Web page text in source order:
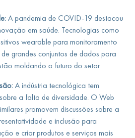
A pandemia de COVID-19 destacou
em saúde. Tecnologias como
wearable para monitoramento
grandes conjuntos de dados para
moldando o futuro do setor.
A indústria tecnológica tem
a falta de diversidade. O Web
promovem discussões sobre a
e inclusão para
e criar produtos e serviços mais